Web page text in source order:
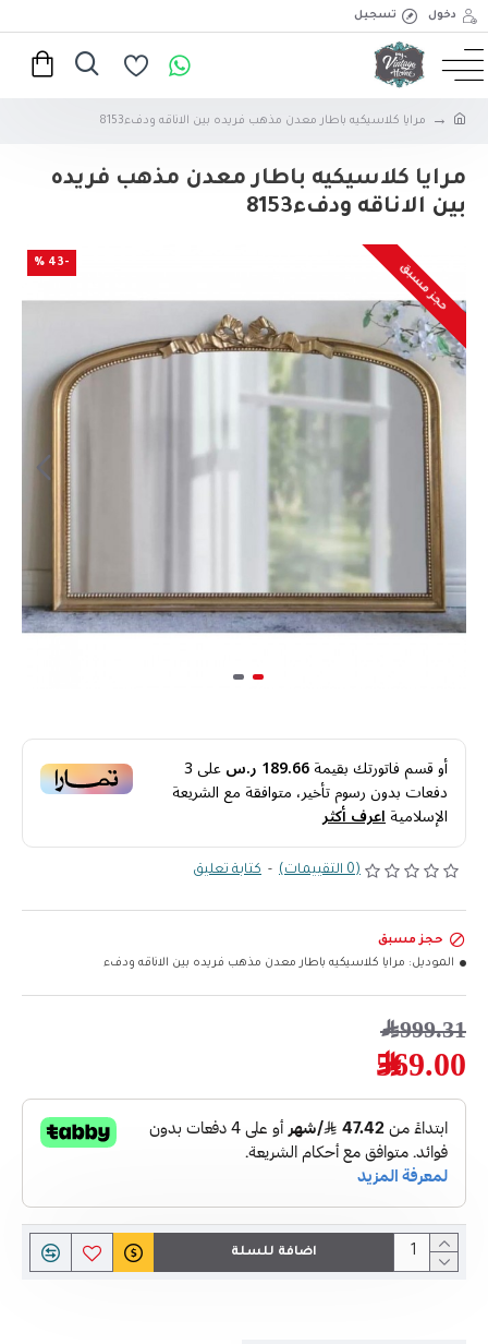
دخول تسجيل
مرايا كلاسيكيه باطار معدن مذهب فريده بين الاناقه ودفء8153
مرايا كلاسيكيه باطار معدن مذهب فريده
بين الاناقه ودفء8153
-43 % حجز مسبق
أو قسم فاتورتك بقيمة189.66 ر.س على3
دفعات بدون رسوم تأخير، متوافقة مع الشريعة
الإسلاميةاعرف أكثر
(0 التقييمات) - كتابة تعليق
569.00﷼
999.31﷼
حجز مسبق
الموديل: مرايا كلاسيكيه باطار معدن مذهب فريده بين الاناقه ودفء
اضافة للسلة